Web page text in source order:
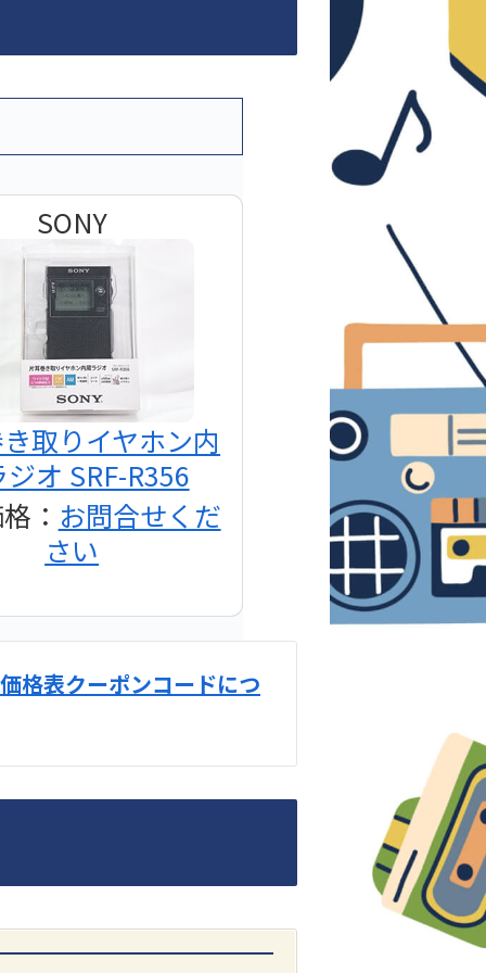
SONY
取りイヤホン内
オ SRF-R356
： お問合せくだ
さい
DENON
プリメイン
アンプ
格表クーポンコードにつ